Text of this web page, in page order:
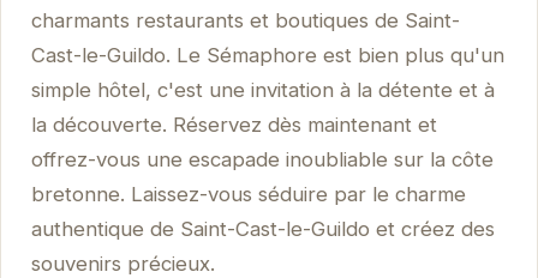
charmants restaurants et boutiques de Saint-
Cast-le-Guildo. Le Sémaphore est bien plus qu'un
simple hôtel, c'est une invitation à la détente et à
la découverte. Réservez dès maintenant et
offrez-vous une escapade inoubliable sur la côte
bretonne. Laissez-vous séduire par le charme
authentique de Saint-Cast-le-Guildo et créez des
souvenirs précieux.